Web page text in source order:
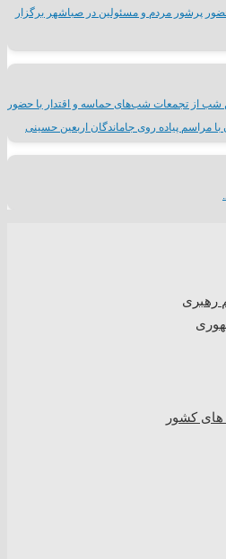
پرشور مردم و مسئولین در صباشهر برگزار
شب از تجمعات شب‌های حماسه و اقتدار با حضور
مراسم پیاده روی جاماندگان اربعین حسینی
رهبری
های کشور